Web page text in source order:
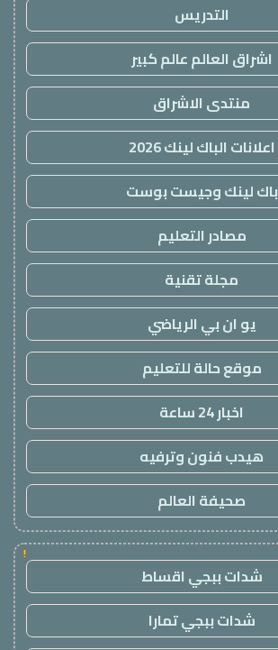
التدريس
اشراق العالم عالم كبير
منتدى الاشراق
اعلانات الباك لينك 2026
باك لينك وجيست بوست
مصادر التعليم
مجلة تقنية
يو ان بي الرياضي
موقع حالة للتعليم
اخبار 24 ساعة
هيدب فنون وترفيه
صحيفة العالم
!
شدات ببجي اقساط
شدات ببجي تمارا